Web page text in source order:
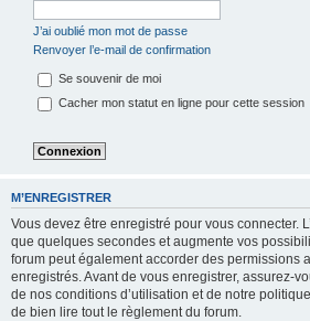
J’ai oublié mon mot de passe
Renvoyer l’e-mail de confirmation
Se souvenir de moi
Cacher mon statut en ligne pour cette session
M’ENREGISTRER
Vous devez être enregistré pour vous connecter.
que quelques secondes et augmente vos
forum peut également accorder des permissions
enregistrés. Avant de vous enregistrer, assurez-
de nos conditions d’utilisation et de notre
de bien lire tout le règlement du forum.